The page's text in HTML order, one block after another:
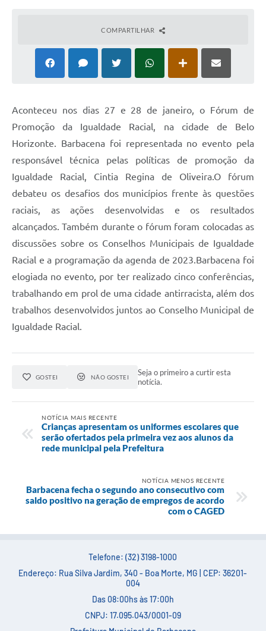
PCA (Planos de Contratações Anuais)
Conta de água (SAS)
PNAB 2026 - Ciclo 2
Revistas
Intranet
Plano Diretor e Mobilidade Urbana
Festival Gastronômico
Emprega Barbacena
Plano Municipal de Saneamento Básico
Legislação
Telefones Úteis
COMPARTILHAR
Aconteceu nos dias 27 e 28 de janeiro, o Fórum de
Promoção da Igualdade Racial, na cidade de Belo
Horizonte. Barbacena foi representada no evento pela
responsável técnica pelas políticas de promoção da
Igualdade Racial, Cintia Regina de Oliveira.O fórum
debateu os desafios dos municípios frente às questões
raciais, as ações desenvolvidas e os resultados
alcançados. Também durante o fórum foram colocadas as
discussões sobre os Conselhos Municipais de Igualdade
Racial e a programação da agenda de 2023.Barbacena foi
elogiada no evento, por ter realizado cinco conferências,
trabalhando em prol de uma cidade antirracista, além dos
trabalhos desenvolvidos juntos ao Conselho Municipal de
Igualdade Racial.
GOSTEI NÃO GOSTEI
Seja o primeiro a curtir esta
notícia.
NOTÍCIA MAIS RECENTE
Crianças apresentam os uniformes escolares que
serão ofertados pela primeira vez aos alunos da
rede municipal pela Prefeitura
NOTÍCIA MENOS RECENTE
Barbacena fecha o segundo ano consecutivo com
saldo positivo na geração de empregos de acordo
com o CAGED
Telefone: (32) 3198-1000
Endereço: Rua Silva Jardim, 340 - Boa Morte, MG | CEP: 36201-
004
Das 08:00hs às 17:00h
CNPJ: 17.095.043/0001-09